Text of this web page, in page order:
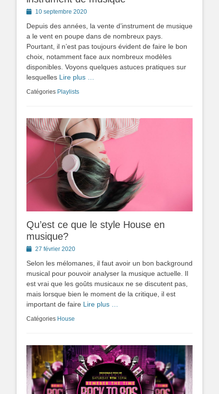
Posted10 septembre 2020
Depuis des années, la vente d’instrument de musique
a le vent en poupe dans de nombreux pays.
Pourtant, il n’est pas toujours évident de faire le bon
choix, notamment face aux nombreux modèles
disponibles. Voyons quelques astuces pratiques sur
lesquelles Lire plus …
Catégories Playlists
Qu’est ce que le style House en
musique?
Posted27 février 2020
Selon les mélomanes, il faut avoir un bon background
musical pour pouvoir analyser la musique actuelle. Il
est vrai que les goûts musicaux ne se discutent pas,
mais lorsque bien le moment de la critique, il est
important de faire Lire plus …
Catégories House